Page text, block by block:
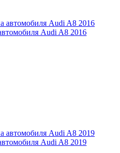
Audi A8 2016
Audi A8 2019